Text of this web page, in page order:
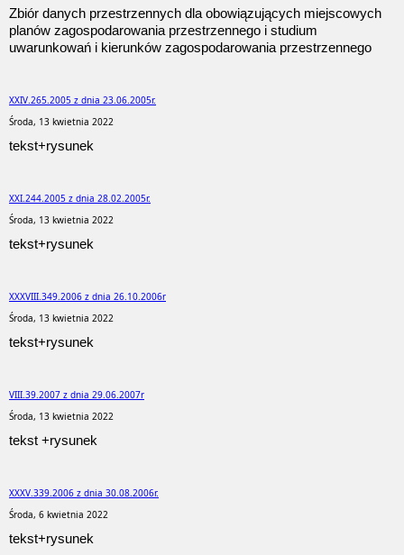
Zbiór danych przestrzennych dla obowiązujących miejscowych
planów zagospodarowania przestrzennego i studium
uwarunkowań i kierunków zagospodarowania przestrzennego
XXIV.265.2005 z dnia 23.06.2005r.
Środa, 13 kwietnia 2022
tekst+rysunek
XXI.244.2005 z dnia 28.02.2005r.
Środa, 13 kwietnia 2022
tekst+rysunek
XXXVIII.349.2006 z dnia 26.10.2006r
Środa, 13 kwietnia 2022
tekst+rysunek
VIII.39.2007 z dnia 29.06.2007r
Środa, 13 kwietnia 2022
tekst +rysunek
XXXV.339.2006 z dnia 30.08.2006r.
Środa, 6 kwietnia 2022
tekst+rysunek